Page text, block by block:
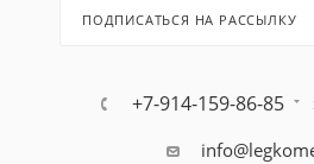
ПОДПИСАТЬСЯ НА РАССЫЛКУ
+7-914-159-86-85